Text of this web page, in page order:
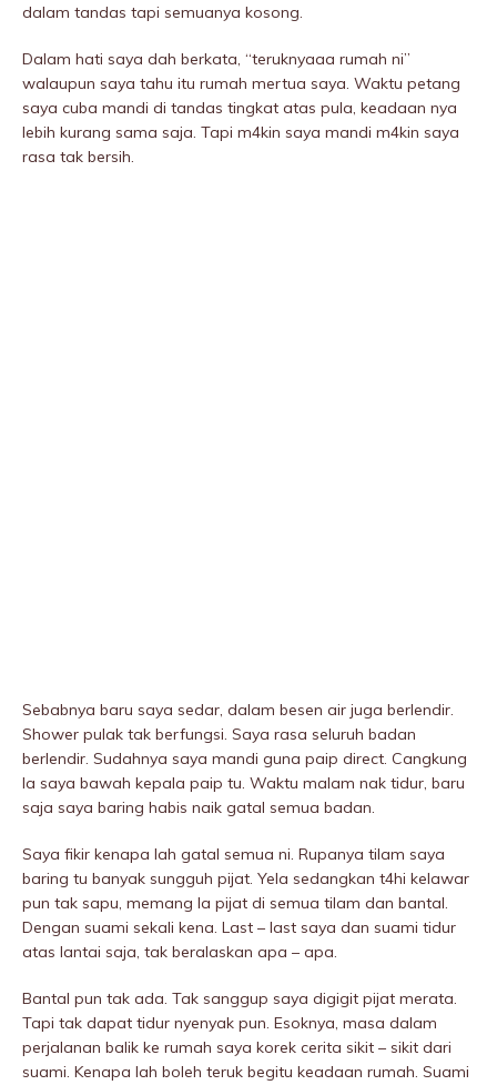
dalam tandas tapi semuanya kosong.
Dalam hati saya dah berkata, “teruknyaaa rumah ni”
walaupun saya tahu itu rumah mertua saya. Waktu petang
saya cuba mandi di tandas tingkat atas pula, keadaan nya
lebih kurang sama saja. Tapi m4kin saya mandi m4kin saya
rasa tak bersih.
Sebabnya baru saya sedar, dalam besen air juga berlendir.
Shower pulak tak berfungsi. Saya rasa seluruh badan
berlendir. Sudahnya saya mandi guna paip direct. Cangkung
la saya bawah kepala paip tu. Waktu malam nak tidur, baru
saja saya baring habis naik gatal semua badan.
Saya fikir kenapa lah gatal semua ni. Rupanya tilam saya
baring tu banyak sungguh pijat. Yela sedangkan t4hi kelawar
pun tak sapu, memang la pijat di semua tilam dan bantal.
Dengan suami sekali kena. Last – last saya dan suami tidur
atas lantai saja, tak beralaskan apa – apa.
Bantal pun tak ada. Tak sanggup saya digigit pijat merata.
Tapi tak dapat tidur nyenyak pun. Esoknya, masa dalam
perjalanan balik ke rumah saya korek cerita sikit – sikit dari
suami. Kenapa lah boleh teruk begitu keadaan rumah. Suami